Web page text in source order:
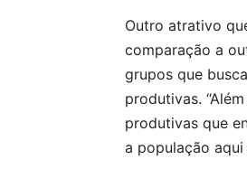
Outro atrativo
comparação a
grupos que
produtivas.
produtivas que
a população aqui